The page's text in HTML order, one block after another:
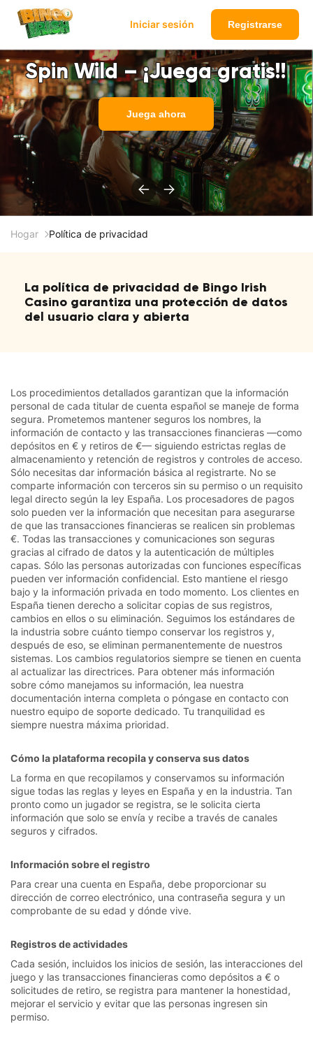
Iniciar sesión Registrarse
Spin Wild – ¡Juega gratis!!
Juega ahora
Hogar Política de privacidad
La política de privacidad de Bingo Irish
Casino garantiza una protección de datos
del usuario clara y abierta
Los procedimientos detallados garantizan que la información
personal de cada titular de cuenta español se maneje de forma
segura. Prometemos mantener seguros los nombres, la
información de contacto y las transacciones financieras —como
depósitos en € y retiros de €— siguiendo estrictas reglas de
almacenamiento y retención de registros y controles de acceso.
Sólo necesitas dar información básica al registrarte. No se
comparte información con terceros sin su permiso o un requisito
legal directo según la ley España. Los procesadores de pagos
solo pueden ver la información que necesitan para asegurarse
de que las transacciones financieras se realicen sin problemas
€. Todas las transacciones y comunicaciones son seguras
gracias al cifrado de datos y la autenticación de múltiples
capas. Sólo las personas autorizadas con funciones específicas
pueden ver información confidencial. Esto mantiene el riesgo
bajo y la información privada en todo momento. Los clientes en
España tienen derecho a solicitar copias de sus registros,
cambios en ellos o su eliminación. Seguimos los estándares de
la industria sobre cuánto tiempo conservar los registros y,
después de eso, se eliminan permanentemente de nuestros
sistemas. Los cambios regulatorios siempre se tienen en cuenta
al actualizar las directrices. Para obtener más información
sobre cómo manejamos su información, lea nuestra
documentación interna completa o póngase en contacto con
nuestro equipo de soporte dedicado. Tu tranquilidad es
siempre nuestra máxima prioridad.
Cómo la plataforma recopila y conserva sus datos
La forma en que recopilamos y conservamos su información
sigue todas las reglas y leyes en España y en la industria. Tan
pronto como un jugador se registra, se le solicita cierta
información que solo se envía y recibe a través de canales
seguros y cifrados.
Información sobre el registro
Para crear una cuenta en España, debe proporcionar su
dirección de correo electrónico, una contraseña segura y un
comprobante de su edad y dónde vive.
Registros de actividades
Cada sesión, incluidos los inicios de sesión, las interacciones del
juego y las transacciones financieras como depósitos a € o
solicitudes de retiro, se registra para mantener la honestidad,
mejorar el servicio y evitar que las personas ingresen sin
permiso.